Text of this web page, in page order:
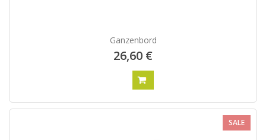
Ganzenbord
26,60 €
SALE